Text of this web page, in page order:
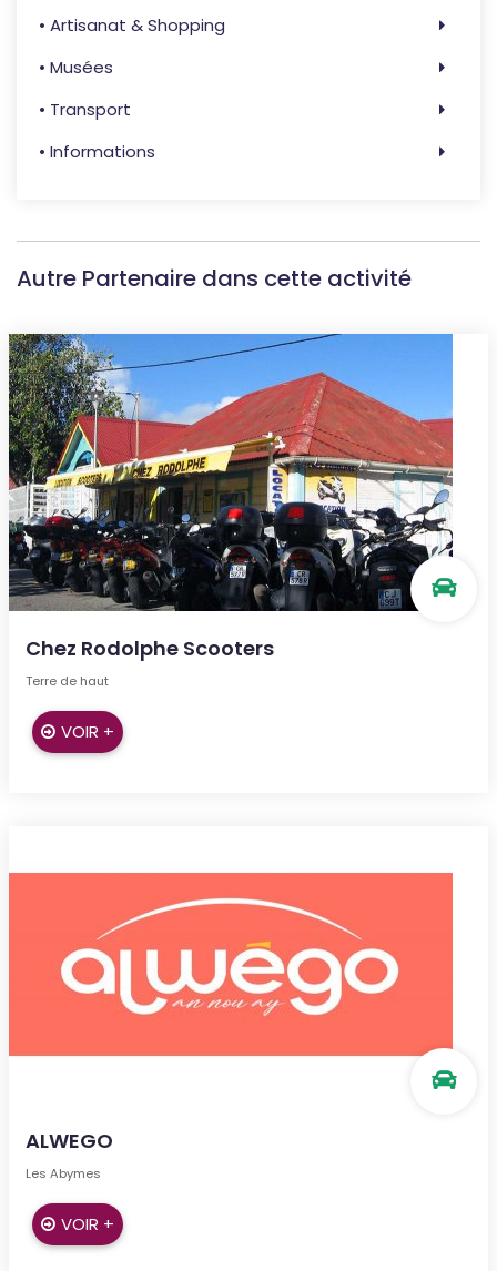
• Artisanat & Shopping
• Musées
• Transport
• Informations
Autre Partenaire dans cette activité
Chez Rodolphe Scooters
Terre de haut
VOIR +
ALWEGO
Les Abymes
VOIR +